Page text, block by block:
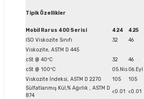
Tipik Özellikler
Mobil Rarus 400 Serisi 424 425
ISO Viskozite Sınıfı
32 46
Viskozite, ASTM D 445
cSt @ 40ºC
32 46
cSt @ 100ºC
05.Nis 06.Eyl
Viskozite İndeksi, ASTM D 2270
105 105
Sülfatlanmış Kül,% Ağırlık , ASTM D
874
<0.01 <0.01